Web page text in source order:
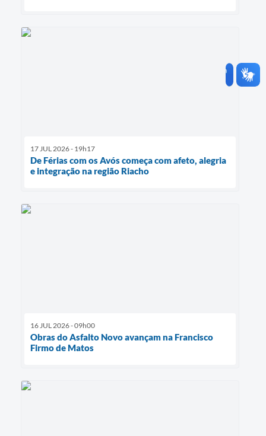
17 JUL 2026 - 19h17
De Férias com os Avós começa com afeto, alegria
e integração na região Riacho
16 JUL 2026 - 09h00
Obras do Asfalto Novo avançam na Francisco
Firmo de Matos